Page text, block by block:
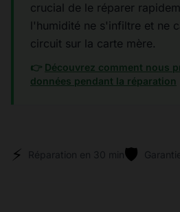
crucial de le réparer
l'humidité ne s'infiltre et ne
circuit sur la carte mère.
👉 Découvrez comment nous
données pendant la réparation
⚡ Réparation en 30 min🛡️